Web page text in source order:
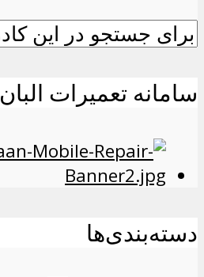
سامانه تعمیرات البان
دسته‌بندی‌ها